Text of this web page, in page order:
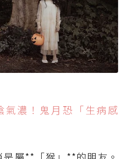
氣濃！鬼月恐「生病感